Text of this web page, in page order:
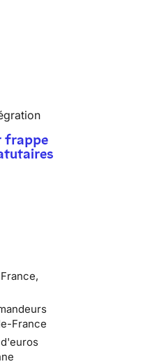
frappe
France